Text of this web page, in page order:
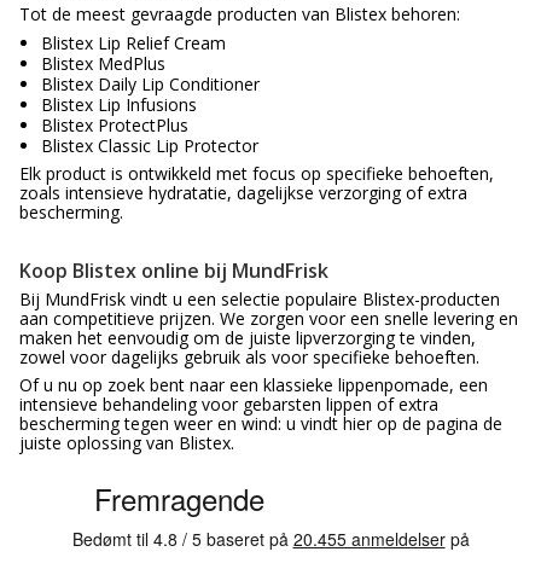
Tot de meest gevraagde producten van Blistex behoren:
Blistex Lip Relief Cream
Blistex MedPlus
Blistex Daily Lip Conditioner
Blistex Lip Infusions
Blistex ProtectPlus
Blistex Classic Lip Protector
Elk product is ontwikkeld met focus op specifieke behoeften,
zoals intensieve hydratatie, dagelijkse verzorging of extra
bescherming.
Koop Blistex online bij MundFrisk
Bij MundFrisk vindt u een selectie populaire Blistex-producten
aan competitieve prijzen. We zorgen voor een snelle levering en
maken het eenvoudig om de juiste lipverzorging te vinden,
zowel voor dagelijks gebruik als voor specifieke behoeften.
Of u nu op zoek bent naar een klassieke lippenpomade, een
intensieve behandeling voor gebarsten lippen of extra
bescherming tegen weer en wind: u vindt hier op de pagina de
juiste oplossing van Blistex.